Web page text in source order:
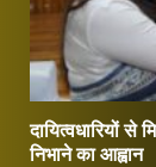
दायित्वधारियों से
निभाने का आह्वान